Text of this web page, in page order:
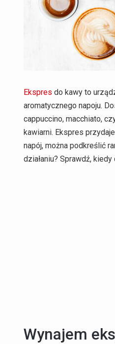
Ekspres do kawy to
aromatycznego napoju.
cappuccino, macchiato,
kawiarni. Ekspres
napój, można podkreślić
działaniu? Sprawdź,
Wynajem